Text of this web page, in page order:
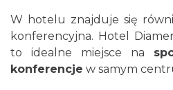
W hotelu znajduje się
konferencyjna. Hotel
to idealne miejsce na
konferencje w samym